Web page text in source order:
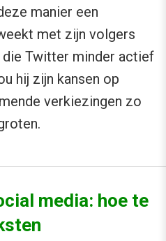
manier een
met zijn volgers
Twitter minder actief
hij zijn kansen op
verkiezingen zo
media: hoe te